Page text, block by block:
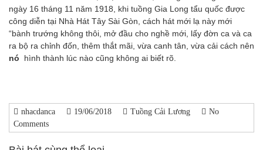
ngày 16 tháng 11 năm 1918, khi tuồng Gia Long tẩu quốc được
công diễn tại Nhà Hát Tây Sài Gòn, cách hát mới lạ này mới
“bành trướng không thôi, mở đầu cho nghề mới, lấy đờn ca và ca
ra bộ ra chỉnh đốn, thêm thắt mãi, vừa canh tân, vừa cải cách nên
nó
hình thành lúc nào cũng không ai biết rõ.
nhacdanca 19/06/2018 Tuồng Cải Lương
No
Comments